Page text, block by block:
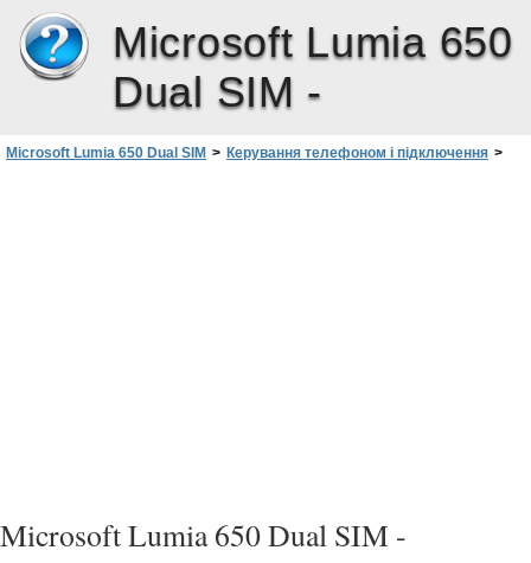
Microsoft Lumia 650
Dual SIM -
Microsoft Lumia 650 Dual SIM > Керування телефоном і підключення >
Microsoft Lumia 650 Dual SIM -